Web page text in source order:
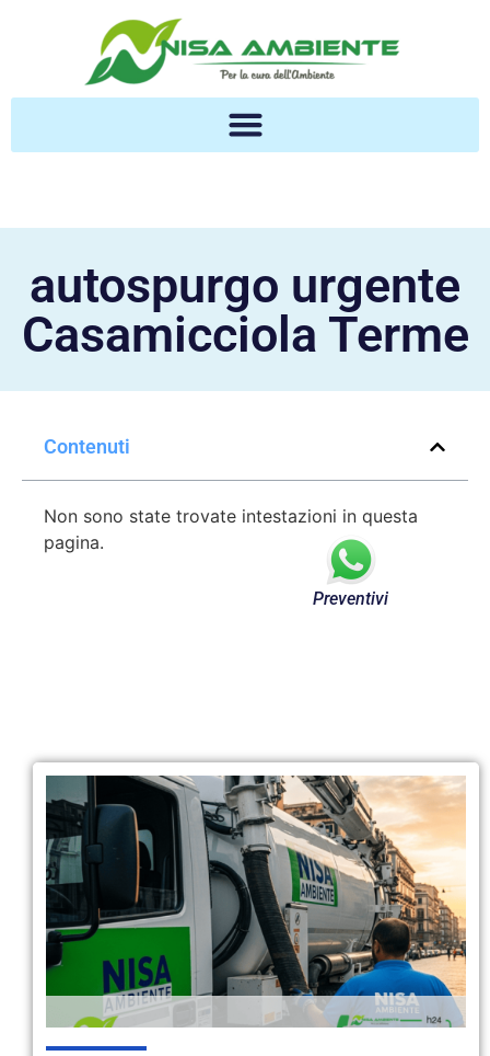
autospurgo urgente
Casamicciola Terme
Contenuti
Non sono state trovate intestazioni in questa
pagina.
Preventivi